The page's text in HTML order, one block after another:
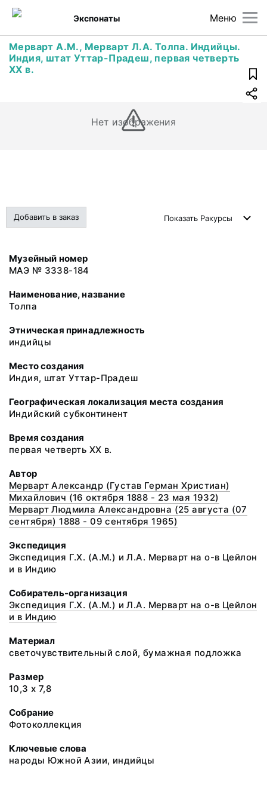
Меню
Экспонаты
Мерварт А.М., Мерварт Л.А. Толпа. Индийцы.
Индия, штат Уттар-Прадеш, первая четверть
ХХ в.
Нет изображения
Добавить в заказ Показать Ракурсы
Музейный номер
МАЭ № 3338-184
Наименование, название
Толпа
Этническая принадлежность
индийцы
Место создания
Индия, штат Уттар-Прадеш
Географическая локализация места создания
Индийский субконтинент
Время создания
первая четверть ХХ в.
Автор
Мерварт Александр (Густав Герман Христиан)
Михайлович (16 октября 1888 - 23 мая 1932)
Мерварт Людмила Александровна (25 августа (07
сентября) 1888 - 09 сентября 1965)
Экспедиция
Экспедиция Г.Х. (А.М.) и Л.А. Мерварт на о-в Цейлон
и в Индию
Собиратель-организация
Экспедиция Г.Х. (А.М.) и Л.А. Мерварт на о-в Цейлон
и в Индию
Материал
светочувствительный слой, бумажная подложка
Размер
10,3 х 7,8
Собрание
Фотоколлекция
Ключевые слова
народы Южной Азии, индийцы